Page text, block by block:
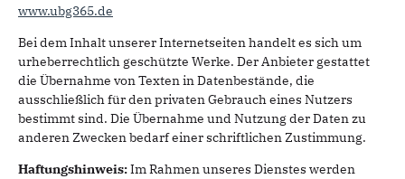
www.ubg365.de
Bei dem Inhalt unserer Internetseiten handelt es sich um
urheberrechtlich geschützte Werke. Der Anbieter gestattet
die Übernahme von Texten in Datenbestände, die
ausschließlich für den privaten Gebrauch eines Nutzers
bestimmt sind. Die Übernahme und Nutzung der Daten zu
anderen Zwecken bedarf einer schriftlichen Zustimmung.
Haftungshinweis:Im Rahmen unseres Dienstes werden